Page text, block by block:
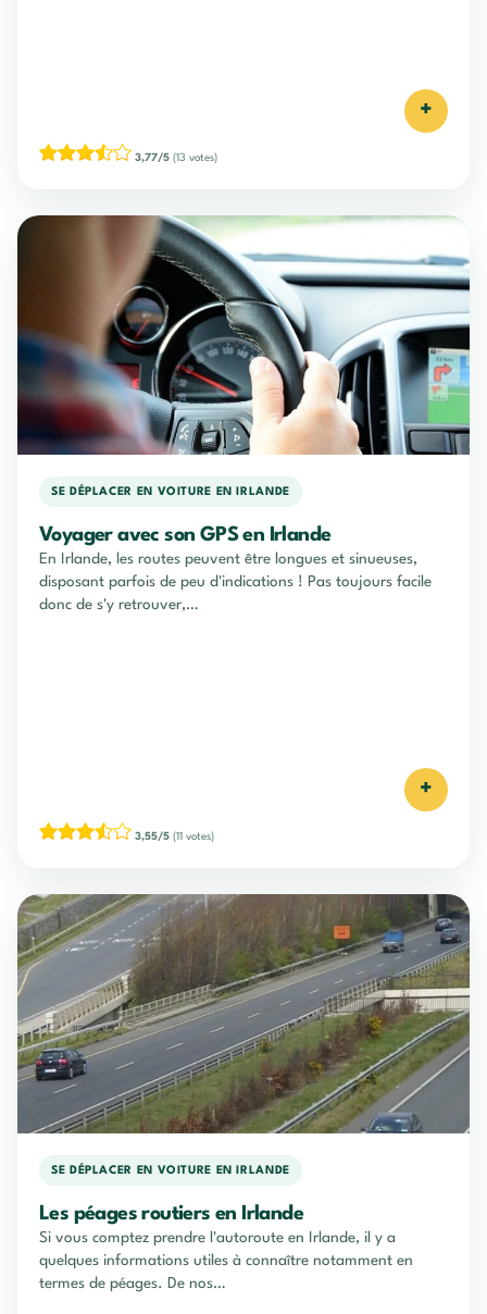
+
3,77/5 (13 votes)
SE DÉPLACER EN VOITURE EN IRLANDE
Voyager avec son GPS en Irlande
En Irlande, les routes peuvent être longues et sinueuses,
disposant parfois de peu d'indications ! Pas toujours facile
donc de s'y retrouver,…
+
3,55/5 (11 votes)
SE DÉPLACER EN VOITURE EN IRLANDE
Les péages routiers en Irlande
Si vous comptez prendre l'autoroute en Irlande, il y a
quelques informations utiles à connaître notamment en
termes de péages. De nos…